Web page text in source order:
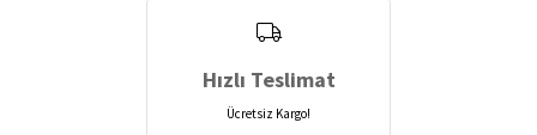
Hızlı Teslimat
Ücretsiz Kargo!